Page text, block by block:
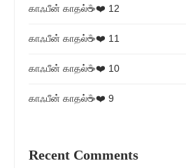
காஃபீன் காதல்☕❤️ 12
காஃபீன் காதல்☕❤️ 11
காஃபீன் காதல்☕❤️ 10
காஃபீன் காதல்☕❤️ 9
Recent Comments